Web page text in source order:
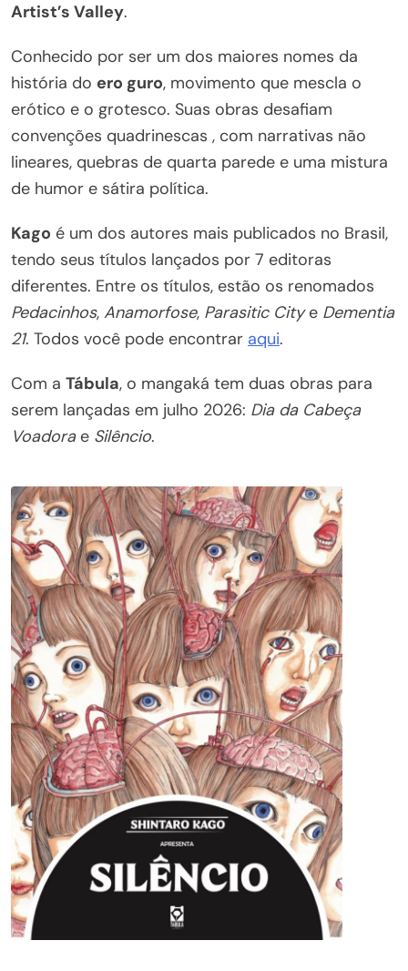
Artist’s Valley.
Conhecido por ser um dos maiores nomes da
história do ero guro, movimento que mescla o
erótico e o grotesco. Suas obras desafiam
convenções quadrinescas , com narrativas não
lineares, quebras de quarta parede e uma mistura
de humor e sátira política.
Kago é um dos autores mais publicados no Brasil,
tendo seus títulos lançados por 7 editoras
diferentes. Entre os títulos, estão os renomados
Pedacinhos, Anamorfose, Parasitic Citye Dementia
21. Todos você pode encontrar aqui.
Com a Tábula, o mangaká tem duas obras para
serem lançadas em julho 2026: Dia da Cabeça
Voadorae Silêncio.